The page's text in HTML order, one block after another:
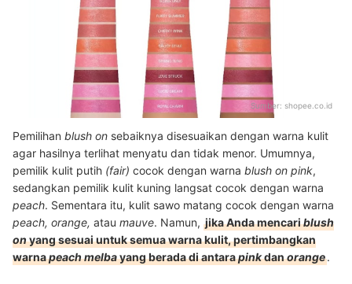
Sumber: shopee.co.id
Pemilihan blush on sebaiknya disesuaikan dengan warna kulit
agar hasilnya terlihat menyatu dan tidak menor. Umumnya,
pemilik kulit putih (fair) cocok dengan warna blush on pink,
sedangkan pemilik kulit kuning langsat cocok dengan warna
peach. Sementara itu, kulit sawo matang cocok dengan warna
peach, orange, atau mauve. Namun, jika Anda mencariblush
onyang sesuai untuk semua warna kulit, pertimbangkan
warnapeach melbayang berada di antarapinkdanorange.